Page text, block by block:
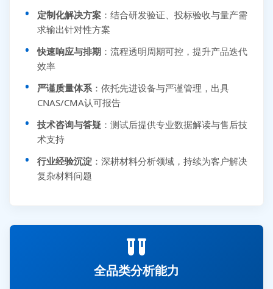
定制化解决方案 ：结合研发验证、投标验收与量产需
求输出针对性方案
快速响应与排期 ：流程透明周期可控，提升产品迭代
效率
严谨质量体系：依托先进设备与严谨管理，出具
CNAS/CMA认可报告
技术咨询与答疑 ：测试后提供专业数据解读与售后技
术支持
行业经验沉淀 ：深耕材料分析领域，持续为客户解决
复杂材料问题
全品类分析能力